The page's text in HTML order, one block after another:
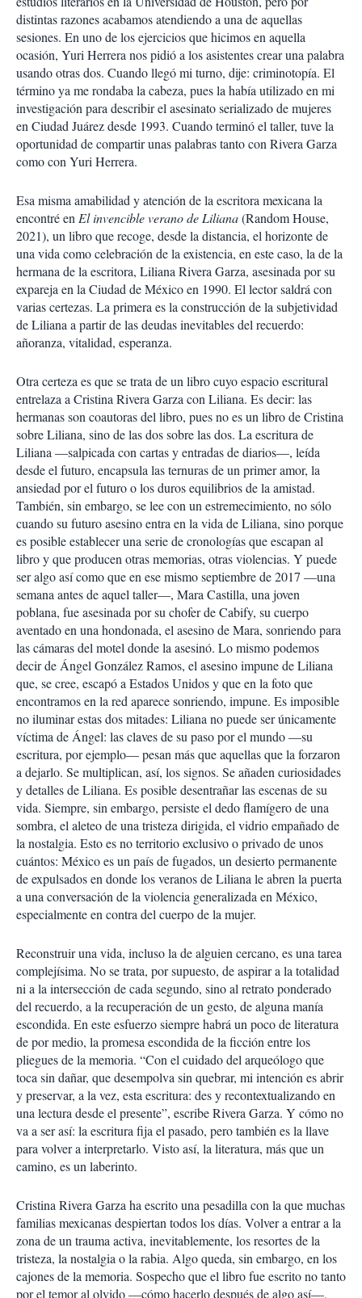
distintas razones acabamos atendiendo a una de aquellas
sesiones. En uno de los ejercicios que hicimos en aquella
ocasión, Yuri Herrera nos pidió a los asistentes crear una palabra
usando otras dos. Cuando llegó mi turno, dije: criminotopía. El
término ya me rondaba la cabeza, pues la había utilizado en mi
investigación para describir el asesinato serializado de mujeres
en Ciudad Juárez desde 1993. Cuando terminó el taller, tuve la
oportunidad de compartir unas palabras tanto con Rivera Garza
como con Yuri Herrera.
Esa misma amabilidad y atención de la escritora mexicana la
encontré en El invencible verano de Liliana(Random House,
2021), un libro que recoge, desde la distancia, el horizonte de
una vida como celebración de la existencia, en este caso, la de la
hermana de la escritora, Liliana Rivera Garza, asesinada por su
expareja en la Ciudad de México en 1990. El lector saldrá con
varias certezas. La primera es la construcción de la subjetividad
de Liliana a partir de las deudas inevitables del recuerdo:
añoranza, vitalidad, esperanza.
Otra certeza es que se trata de un libro cuyo espacio escritural
entrelaza a Cristina Rivera Garza con Liliana. Es decir: las
hermanas son coautoras del libro, pues no es un libro de Cristina
sobre Liliana, sino de las dos sobre las dos. La escritura de
Liliana —salpicada con cartas y entradas de diarios—, leída
desde el futuro, encapsula las ternuras de un primer amor, la
ansiedad por el futuro o los duros equilibrios de la amistad.
También, sin embargo, se lee con un estremecimiento, no sólo
cuando su futuro asesino entra en la vida de Liliana, sino porque
es posible establecer una serie de cronologías que escapan al
libro y que producen otras memorias, otras violencias. Y puede
ser algo así como que en ese mismo septiembre de 2017 —una
semana antes de aquel taller—, Mara Castilla, una joven
poblana, fue asesinada por su chofer de Cabify, su cuerpo
aventado en una hondonada, el asesino de Mara, sonriendo para
las cámaras del motel donde la asesinó. Lo mismo podemos
decir de Ángel González Ramos, el asesino impune de Liliana
que, se cree, escapó a Estados Unidos y que en la foto que
encontramos en la red aparece sonriendo, impune. Es imposible
no iluminar estas dos mitades: Liliana no puede ser únicamente
víctima de Ángel: las claves de su paso por el mundo —su
escritura, por ejemplo— pesan más que aquellas que la forzaron
a dejarlo. Se multiplican, así, los signos. Se añaden curiosidades
y detalles de Liliana. Es posible desentrañar las escenas de su
vida. Siempre, sin embargo, persiste el dedo flamígero de una
sombra, el aleteo de una tristeza dirigida, el vidrio empañado de
la nostalgia. Esto es no territorio exclusivo o privado de unos
cuántos: México es un país de fugados, un desierto permanente
de expulsados en donde los veranos de Liliana le abren la puerta
a una conversación de la violencia generalizada en México,
especialmente en contra del cuerpo de la mujer.
Reconstruir una vida, incluso la de alguien cercano, es una tarea
complejísima. No se trata, por supuesto, de aspirar a la totalidad
ni a la intersección de cada segundo, sino al retrato ponderado
del recuerdo, a la recuperación de un gesto, de alguna manía
escondida. En este esfuerzo siempre habrá un poco de literatura
de por medio, la promesa escondida de la ficción entre los
pliegues de la memoria. “Con el cuidado del arqueólogo que
toca sin dañar, que desempolva sin quebrar, mi intención es abrir
y preservar, a la vez, esta escritura: des y recontextualizando en
una lectura desde el presente”, escribe Rivera Garza. Y cómo no
va a ser así: la escritura fija el pasado, pero también es la llave
para volver a interpretarlo. Visto así, la literatura, más que un
camino, es un laberinto.
Cristina Rivera Garza ha escrito una pesadilla con la que muchas
familias mexicanas despiertan todos los días. Volver a entrar a la
zona de un trauma activa, inevitablemente, los resortes de la
tristeza, la nostalgia o la rabia. Algo queda, sin embargo, en los
cajones de la memoria. Sospecho que el libro fue escrito no tanto
por el temor al olvido —cómo hacerlo después de algo así—,